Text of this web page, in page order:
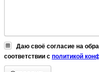
Даю своё согласие на
соответствии с политикой